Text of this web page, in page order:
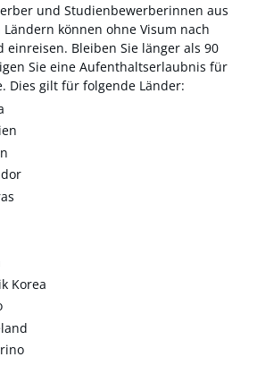
und Studienbewerberinnen aus
können ohne Visum nach
einreisen. Bleiben Sie länger als 90
Sie eine Aufenthaltserlaubnis für
Dies gilt für folgende Länder:
Korea